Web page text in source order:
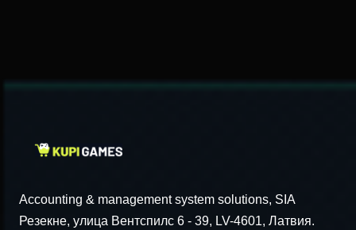
Accounting & management system solutions, SIA
Резекне, улица Вентспилс 6 - 39, LV-4601, Латвия.